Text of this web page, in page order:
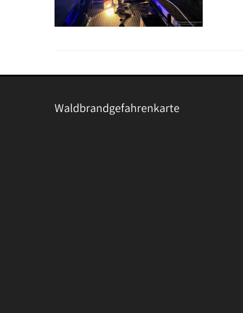
Waldbrandgefahrenkarte